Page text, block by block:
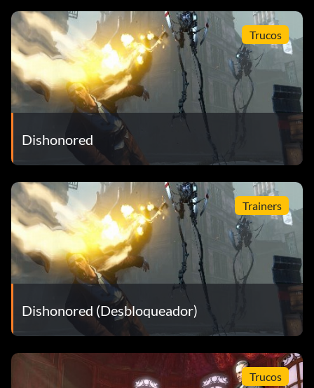
Trucos
Dishonored
Trainers
Dishonored (Desbloqueador)
Trucos